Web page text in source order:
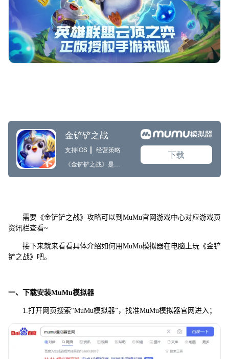
需要《金铲铲之战》攻略可以到MuMu官网游戏中心对应游戏页
资讯栏查看~
接下来就来看看具体介绍如何用MuMu模拟器在电脑上玩《金铲
铲之战》吧。
一、下载安装MuMu模拟器
1.打开网页搜索“MuMu模拟器”，找准MuMu模拟器官网进入；